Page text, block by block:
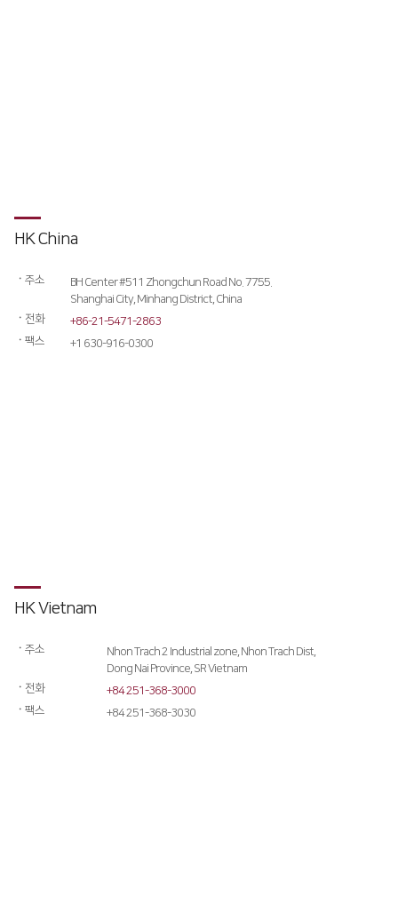
TL6527-S
HK China
ㆍ 주소
BH Center #511 Zhongchun Road No. 7755.
Shanghai City, Minhang District, China
ㆍ 전화
+86-21-5471-2863
ㆍ 팩스 +1 630-916-0300
HK Vietnam
ㆍ 주소
​Nhon Trach 2 Industrial zone, Nhon Trach Dist,
Dong Nai Province, SR Vietnam
ㆍ 전화
+84 251-368-3000
ㆍ 팩스 +84 251-368-3030